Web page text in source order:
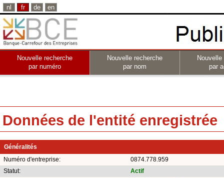
nl fr de en
Nouvelle recherche
par numéro
Nouvelle recherche
par nom
par
Données de l'entité enregistrée
Généralités
Numéro d'entreprise:
0874.778.959
Statut:
Actif